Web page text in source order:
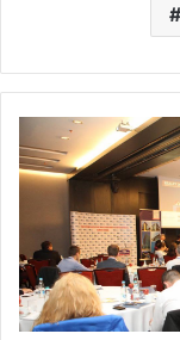
Business
Review
anunta
de-
a
cincisprezecea
editie
a